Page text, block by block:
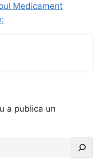
Medicament
a publica un